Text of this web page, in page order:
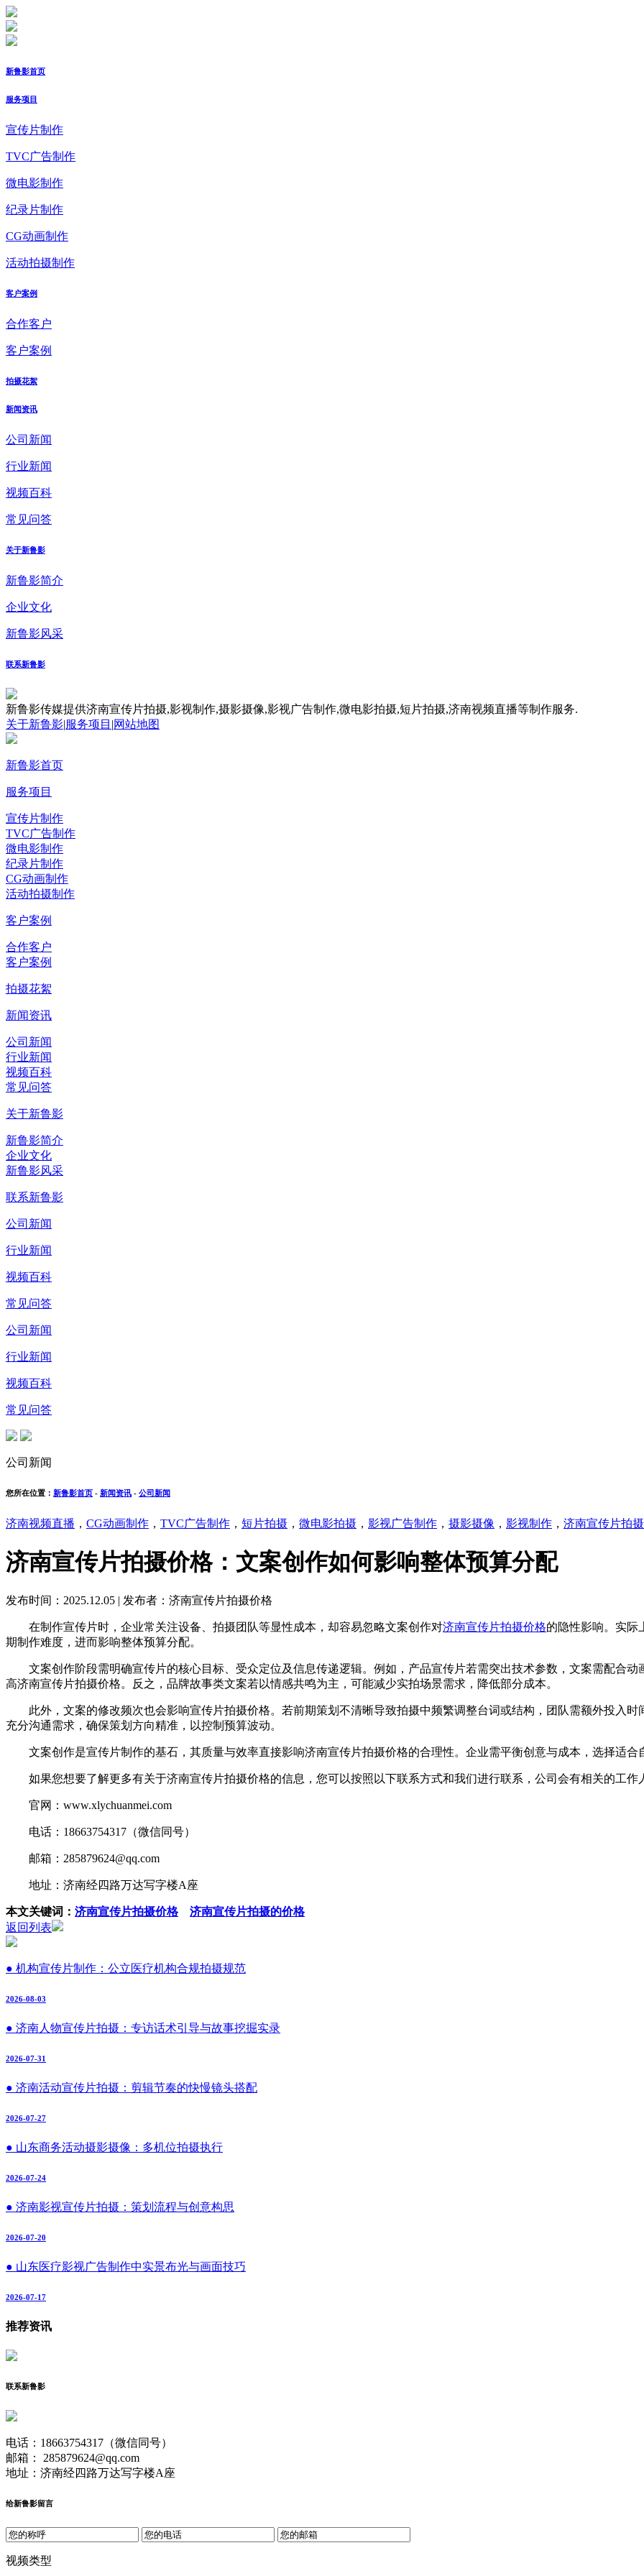
新鲁影首页
服务项目
宣传片制作
TVC广告制作
微电影制作
纪录片制作
CG动画制作
活动拍摄制作
客户案例
合作客户
客户案例
拍摄花絮
新闻资讯
公司新闻
行业新闻
视频百科
常见问答
关于新鲁影
新鲁影简介
企业文化
新鲁影风采
联系新鲁影
新鲁影传媒提供济南宣传片拍摄,影视制作,摄影摄像,影视广告制作,微电影拍摄,短片拍摄,济南视频直播等制作服务.
关于新鲁影|服务项目 |网站地图
新鲁影首页
服务项目
宣传片制作
TVC广告制作
微电影制作
纪录片制作
CG动画制作
活动拍摄制作
客户案例
合作客户
客户案例
拍摄花絮
新闻资讯
公司新闻
行业新闻
视频百科
常见问答
关于新鲁影
新鲁影简介
企业文化
新鲁影风采
联系新鲁影
公司新闻
行业新闻
视频百科
常见问答
公司新闻
行业新闻
视频百科
常见问答
公司新闻
您所在位置： 新鲁影首页 - 新闻资讯 - 公司新闻
济南视频直播 ， CG动画制作 ， TVC广告制作 ， 短片拍摄 ， 微电影拍摄 ， 影视广告制作 ， 摄影摄像 ， 影视制作 ， 济南宣传片拍摄
济南宣传片拍摄价格：文案创作如何影响整体预算分配
发布时间：2025.12.05 | 发布者：济南宣传片拍摄价格
在制作宣传片时，企业常关注设备、拍摄团队等显性成本，却容易忽略文案创作对济南宣传片拍摄价格的隐性影响。实际
期制作难度，进而影响整体预算分配。
文案创作阶段需明确宣传片的核心目标、受众定位及信息传递逻辑。例如，产品宣传片若需突出技术参数，文案需配合动
高济南宣传片拍摄价格。反之，品牌故事类文案若以情感共鸣为主，可能减少实拍场景需求，降低部分成本。
此外，文案的修改频次也会影响宣传片拍摄价格。若前期策划不清晰导致拍摄中频繁调整台词或结构，团队需额外投入时
充分沟通需求，确保策划方向精准，以控制预算波动。
文案创作是宣传片制作的基石，其质量与效率直接影响济南宣传片拍摄价格的合理性。企业需平衡创意与成本，选择适合
如果您想要了解更多有关于济南宣传片拍摄价格的信息，您可以按照以下联系方式和我们进行联系，公司会有相关的工作
官网：www.xlychuanmei.com
电话：18663754317（微信同号）
邮箱：285879624@qq.com
地址：济南经四路万达写字楼A座
本文关键词： 济南宣传片拍摄价格
济南宣传片拍摄的价格
返回列表
● 机构宣传片制作：公立医疗机构合规拍摄规范
2026-08-03
● 济南人物宣传片拍摄：专访话术引导与故事挖掘实录
2026-07-31
● 济南活动宣传片拍摄：剪辑节奏的快慢镜头搭配
2026-07-27
● 山东商务活动摄影摄像：多机位拍摄执行
2026-07-24
● 济南影视宣传片拍摄：策划流程与创意构思
2026-07-20
● 山东医疗影视广告制作中实景布光与画面技巧
2026-07-17
推荐资讯
联系新鲁影
电话：18663754317（微信同号）
邮箱： 285879624@qq.com
地址：济南经四路万达写字楼A座
给新鲁影留言
视频类型